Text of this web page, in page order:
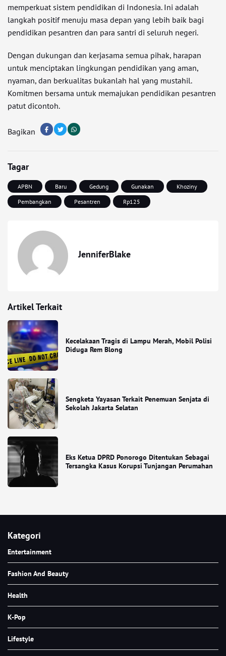
memperkuat sistem pendidikan di Indonesia. Ini adalah
langkah positif menuju masa depan yang lebih baik bagi
pendidikan pesantren dan para santri di seluruh negeri.
Dengan dukungan dan kerjasama semua pihak, harapan
untuk menciptakan lingkungan pendidikan yang aman,
nyaman, dan berkualitas bukanlah hal yang mustahil.
Komitmen bersama untuk memajukan pendidikan pesantren
patut dicontoh.
Bagikan
Tagar
APBN Baru Gedung Gunakan
Khoziny
Pembangkan
Pesantren Rp125
JenniferBlake
Artikel Terkait
Kecelakaan Tragis di Lampu Merah, Mobil Polisi
Diduga Rem Blong
Sengketa Yayasan Terkait Penemuan Senjata di
Sekolah Jakarta Selatan
Eks Ketua DPRD Ponorogo Ditentukan Sebagai
Tersangka Kasus Korupsi Tunjangan Perumahan
Kategori
Entertainment
Fashion And Beauty
Health
K-Pop
Lifestyle